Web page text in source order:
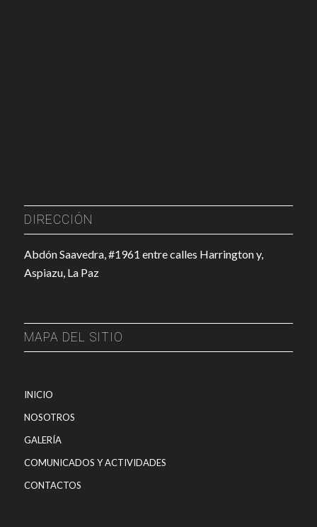
DIRECCIÓN
Abdón Saavedra, #1961 entre calles Harrington y,
Aspiazu, La Paz
MAPA DEL SITIO
INICIO
NOSOTROS
GALERÍA
COMUNICADOS Y ACTIVIDADES
CONTACTOS